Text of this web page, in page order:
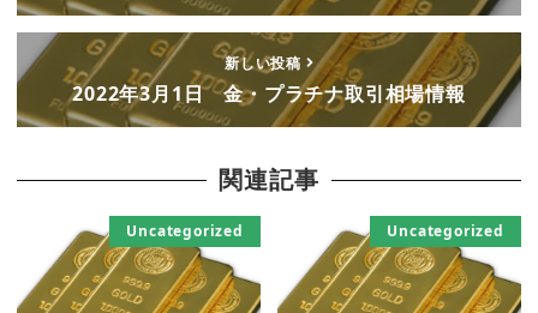
新しい投稿
2022年3月1日 金・プラチナ取引相場情報
関連記事
Uncategorized Uncategorized